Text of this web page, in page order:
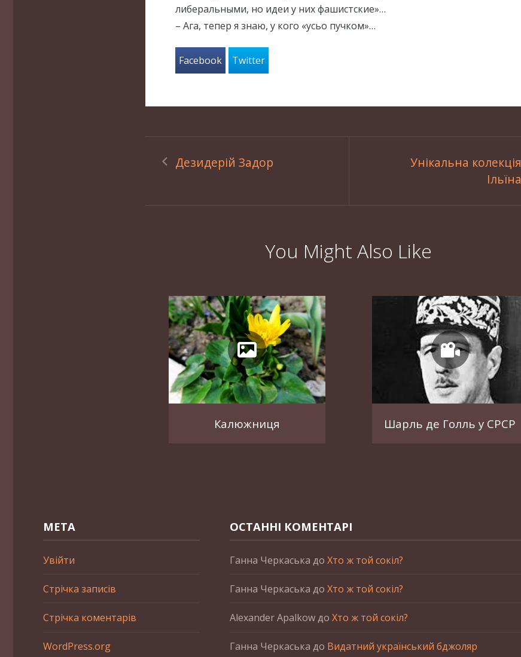
либеральными, но идеи у них фашистские»…
– Ага, тепер я знаю, у кого «усьо пучком»…
Facebook Twitter
Дезидерій Задор
Унікальна колекція
Ільїна
You Might Also Like
Калюжниця Шарль де Голль у СРСР
МЕТА
Увійти
Стрічка записів
Стрічка коментарів
WordPress.org
ОСТАННІ КОМЕНТАРІ
Ганна Черкаська до Хто ж той сокіл?
Ганна Черкаська до Хто ж той сокіл?
Alexander Apalkowдо Хто ж той сокіл?
Ганна Черкаська до Видатний український бджоляр